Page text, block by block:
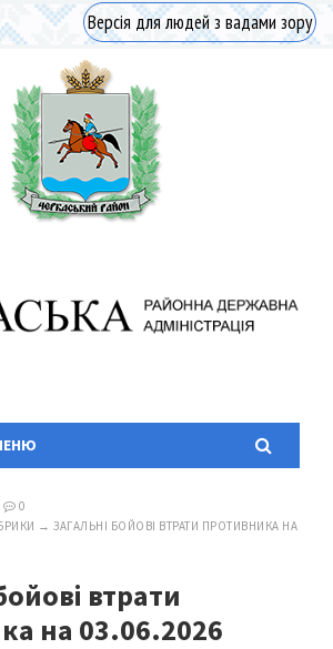
Версія для людей з вадами зору
0
→ ЗАГАЛЬНІ БОЙОВІ ВТРАТИ ПРОТИВНИКА НА
втрати
на 03.06.2026